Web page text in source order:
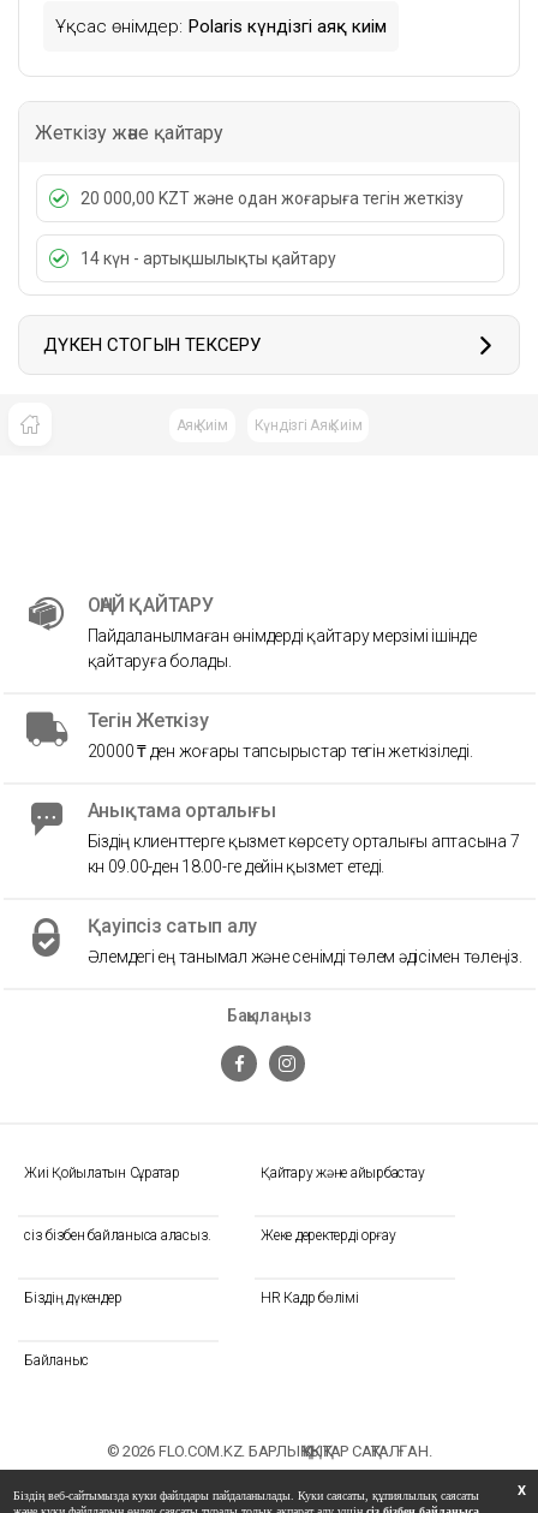
Ұқсас өнімдер: Polaris күндізгі аяқ киім
Жеткізу және қайтару
20 000,00 KZT және одан жоғарыға тегін жеткізу
14 күн - артықшылықты қайтару
ДҮКЕН СТОГЫН ТЕКСЕРУ
Аяқ Киім Күндізгі Аяқ Киім
Жиі Қойылатын Сұрақтар Қайтару және айырбастау
сіз бізбен байланыса аласыз. Жеке деректерді қорғау
Біздің дүкендер HR Кадр бөлімі
Байланыс
Бақылаңыз
ОҢАЙ ҚАЙТАРУ
Пайдаланылмаған өнімдерді қайтару мерзімі ішінде
қайтаруға болады.
Тегін Жеткізу
20000 ₸ ден жоғары тапсырыстар тегін жеткізіледі.
Анықтама орталығы
Біздің клиенттерге қызмет көрсету орталығы аптасына 7
күн 09.00-ден 18.00-ге дейін қызмет етеді.
Қауіпсіз сатып алу
Әлемдегі ең танымал және сенімді төлем әдісімен төлеңіз.
© 2026 FLO.COM.KZ. БАРЛЫҚ ҚҰҚЫҚТАР САҚТАЛҒАН.
X
Біздің веб-сайтымызда куки файлдары пайдаланылады. Куки саясаты, құпиялылық саясаты